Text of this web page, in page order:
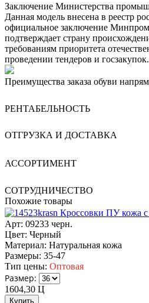
Заключение Министерства
Данная модель внесена в реестр
официальное заключение
подтверждает страну
требованиям приоритета
проведении тендеров и госзакупок.
Преимущества заказа обуви
РЕНТАБЕЛЬНОСТЬ
ОТГРУЗКА И ДОСТАВКА
АССОРТИМЕНТ
СОТРУДНИЧЕСТВО
Похожие товары
Кроссовки ПУ кожа c
Арт: 09233 черн.
Цвет: Черный
Материал: Натуральная кожа
Размеры: 35-47
Тип цены: Оптовая
Размер:
1604,30 Ц